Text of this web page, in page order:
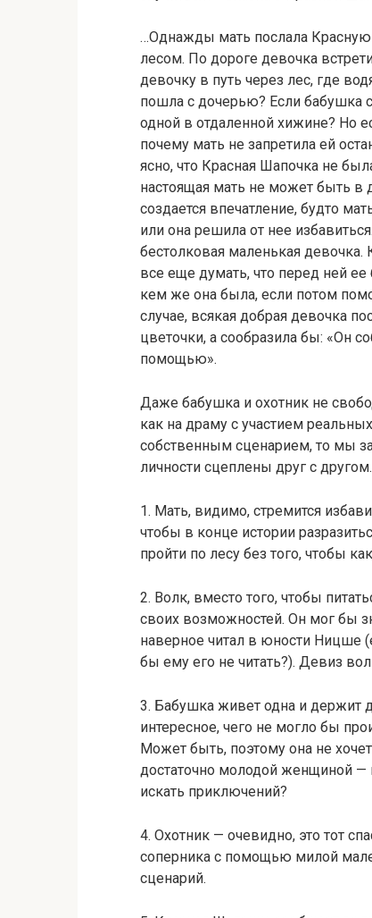
…Однажды мать послала Красную
лесом. По дороге девочка
девочку в путь через лес, где
пошла с дочерью? Если бабушка
одной в отдаленной хижине? Но
почему мать не запретила ей
ясно, что Красная Шапочка не
настоящая мать не может быть в
создается впечатление, будто
или она решила от нее
бестолковая маленькая
все еще думать, что перед ней
кем же она была, если потом
случае, всякая добрая девочка
цветочки, а сообразила бы: «Он
помощью».
Даже бабушка и охотник не
как на драму с участием
собственным сценарием, то мы
личности сцеплены друг с другом.
1. Мать, видимо, стремится
чтобы в конце истории
пройти по лесу без того, чтобы
2. Волк, вместо того, чтобы
своих возможностей. Он мог бы
наверное читал в юности Ницше
бы ему его не читать?). Девиз
3. Бабушка живет одна и держит
интересное, чего не могло бы
Может быть, поэтому она не
достаточно молодой женщиной —
искать приключений?
4. Охотник — очевидно, это тот
соперника с помощью милой
сценарий.